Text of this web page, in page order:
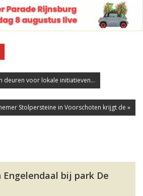
deuren voor lokale initiatieven...
Stolpersteine in Voorschoten krijgt de »
Engelendaal bij park De